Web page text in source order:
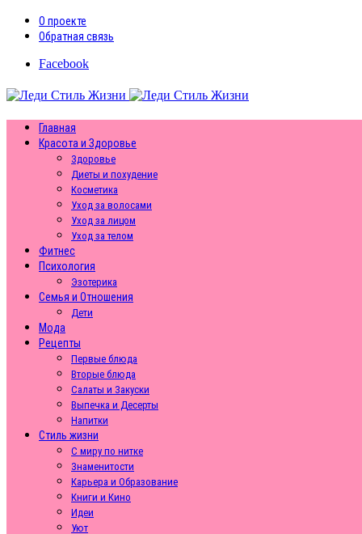
О проекте
Обратная связь
Facebook
Главная
Красота и Здоровье
Здоровье
Диеты и похудение
Косметика
Уход за волосами
Уход за лицом
Уход за телом
Фитнес
Психология
Эзотерика
Семья и Отношения
Дети
Мода
Рецепты
Первые блюда
Вторые блюда
Салаты и Закуски
Выпечка и Десерты
Напитки
Стиль жизни
С миру по нитке
Знаменитости
Карьера и Образование
Книги и Кино
Идеи
Уют